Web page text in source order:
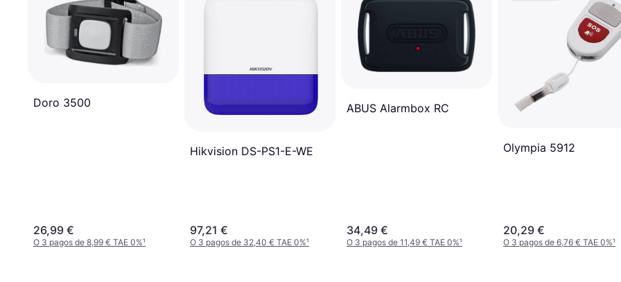
Doro 3500
26,99 €
O 3 pagos de 8,99 € TAE 0%¹
Hikvision DS-PS1-E-WE
97,21 €
O 3 pagos de 32,40 € TAE 0%¹
ABUS Alarmbox RC
34,49 €
O 3 pagos de 11,49 € TAE 0%¹
Olympia 5912
20,29 €
O 3 pagos de 6,76 € TAE 0%¹